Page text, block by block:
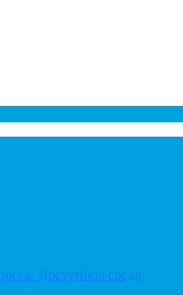
Доступная среда